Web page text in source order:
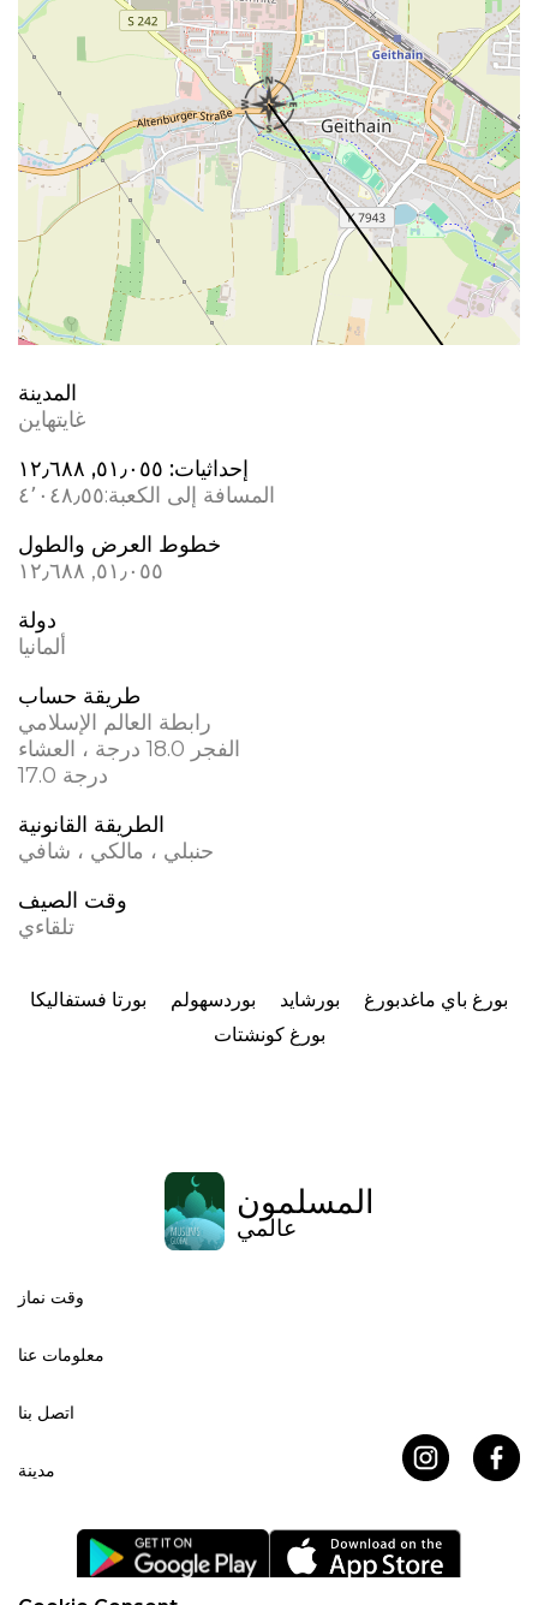
المدينة
غايتهاين
إحداثيات: ٥١٫٠٥٥, ١٢٫٦٨٨
المسافة إلى الكعبة:٤٬٠٤٨٫٥٥
خطوط العرض والطول
٥١٫٠٥٥, ١٢٫٦٨٨
دولة
ألمانيا
طريقة حساب
رابطة العالم الإسلامي
الفجر 18.0 درجة ، العشاء
17.0 درجة
الطريقة القانونية
حنبلي ، مالكي ، شافي
وقت الصيف
تلقاءي
بورتا فستفاليكا بوردسهولم بورشايد
بورغ باي ماغدبورغ
بورغ كونشتات
المسلمون
عالمي
وقت نماز
معلومات عنا
اتصل بنا
مدينة